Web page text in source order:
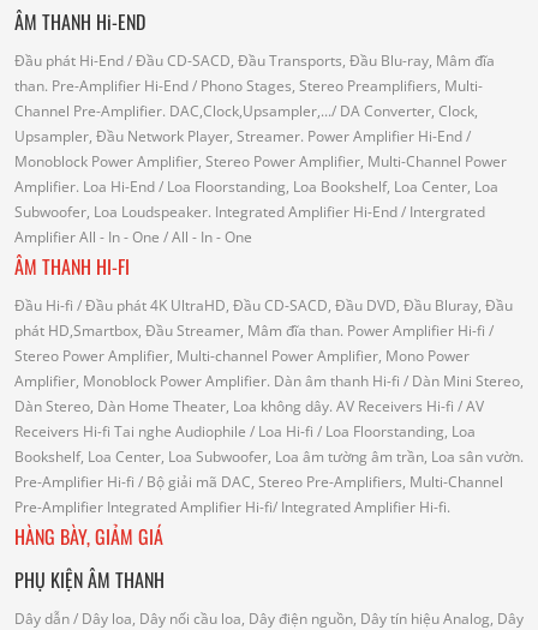
ÂM THANH Hi-END
Đầu phát Hi-End/ Đầu CD-SACD, Đầu Transports, Đầu Blu-ray, Mâm đĩa
than. Pre-Amplifier Hi-End/ Phono Stages, Stereo Preamplifiers, Multi-
Channel Pre-Amplifier. DAC,Clock,Upsampler,.../ DA Converter, Clock,
Upsampler, Đầu Network Player, Streamer. Power Amplifier Hi-End/
Monoblock Power Amplifier, Stereo Power Amplifier, Multi-Channel Power
Amplifier. Loa Hi-End/ Loa Floorstanding, Loa Bookshelf, Loa Center, Loa
Subwoofer, Loa Loudspeaker. Integrated Amplifier Hi-End/ Intergrated
AmplifierAll - In - One / All - In - One
ÂM THANH HI-FI
Đầu Hi-fi / Đầu phát 4K UltraHD, Đầu CD-SACD, Đầu DVD, Đầu Bluray, Đầu
phát HD,Smartbox, Đầu Streamer, Mâm đĩa than. Power Amplifier Hi-fi /
Stereo Power Amplifier, Multi-channel Power Amplifier, Mono Power
Amplifier, Monoblock Power Amplifier. Dàn âm thanh Hi-fi / Dàn Mini Stereo,
Dàn Stereo, Dàn Home Theater, Loa không dây. AV Receivers Hi-fi / AV
Receivers Hi-fi Tai nghe Audiophile / Loa Hi-fi / Loa Floorstanding, Loa
Bookshelf, Loa Center, Loa Subwoofer, Loa âm tường âm trần, Loa sân vườn.
Pre-Amplifier Hi-fi / Bộ giải mã DAC, Stereo Pre-Amplifiers, Multi-Channel
Pre-Amplifier Integrated Amplifier Hi-fi/ Integrated Amplifier Hi-fi.
HÀNG BÀY, GIẢM GIÁ
PHỤ KIỆN ÂM THANH
Dây dẫn/ Dây loa, Dây nối cầu loa, Dây điện nguồn, Dây tín hiệu Analog, Dây